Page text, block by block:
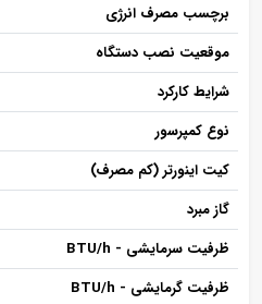
برچسب مصرف انرژی
موقعیت نصب دستگاه
شرایط کارکرد
نوع کمپرسور
کیت اینورتر (کم مصرف)
گاز مبرد
ظرفیت سرمایشی - BTU/h
ظرفیت گرمایشی - BTU/h